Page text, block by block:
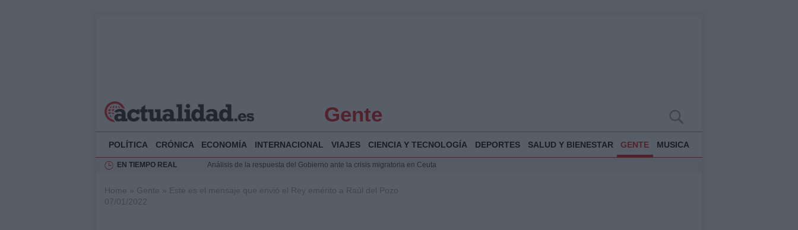
Gente
POLÍTICA CRÓNICA ECONOMÍA INTERNACIONAL VIAJES CIENCIA Y TECNOLOGÍA DEPORTES SALUD Y BIENESTAR GENTE MUSICA
EN TIEMPO REAL
Análisis de la respuesta del Gobierno ante la crisis migratoria en Ceuta
Felipe VI recibe a Juan Jesús Vivas en Palma para analizar la situación en Ceuta
Home » Gente » Este es el mensaje que envió el Rey emérito a Raúl del Pozo
07/01/2022